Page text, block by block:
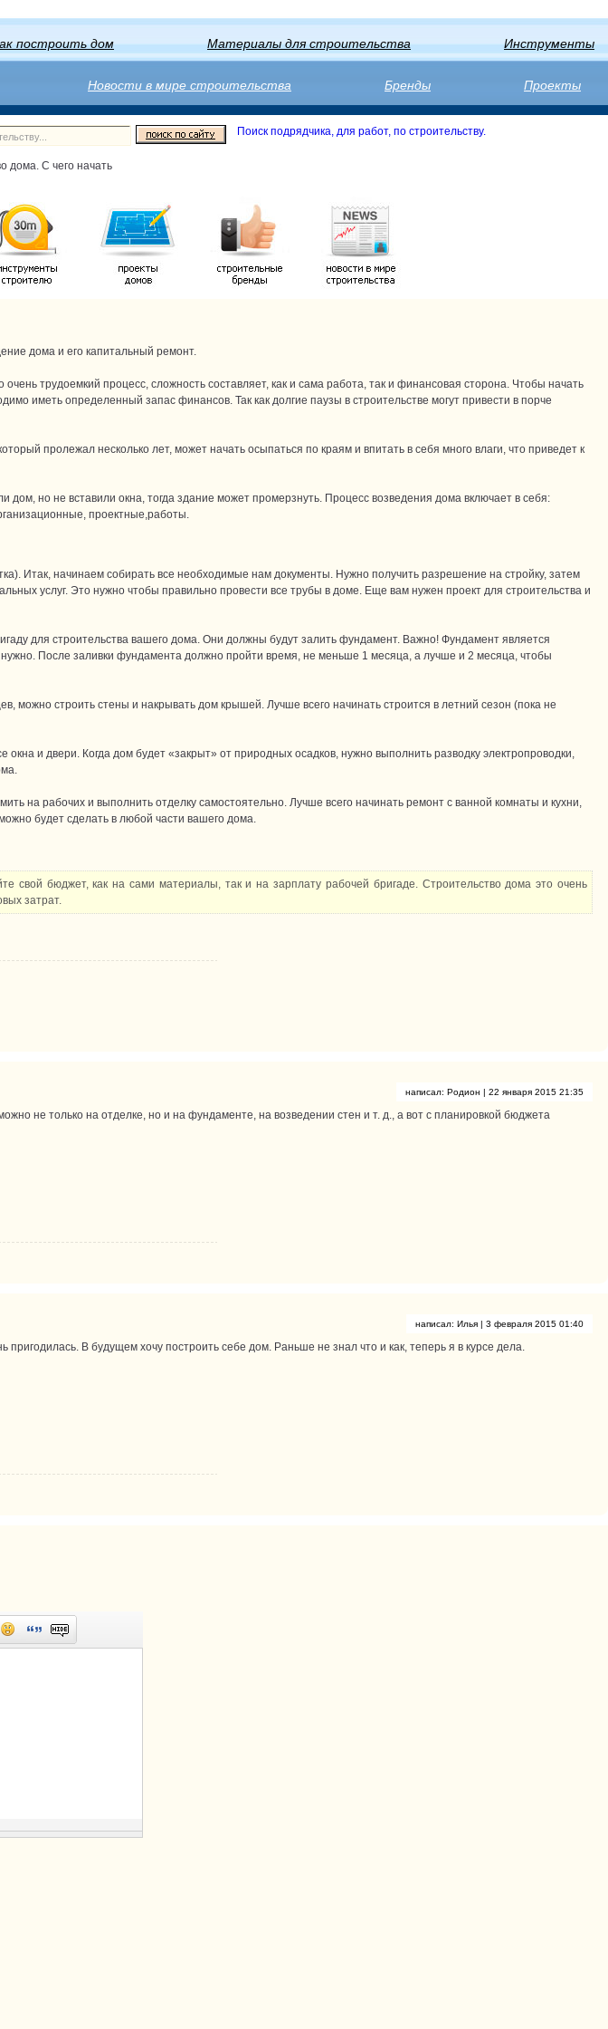
построить дом Материалы для строительства Инструменты
Новости в мире строительства Бренды Проекты
Поиск подрядчика, для работ, по строительству.
дома. С чего начать
дома и его капитальный ремонт.
очень трудоемкий процесс, сложность составляет, как и сама работа, так и финансовая сторона. Чтобы начать
иметь определенный запас финансов. Так как долгие паузы в строительстве могут привести в порче
пролежал несколько лет, может начать осыпаться по краям и впитать в себя много влаги, что приведет к
дом, но не вставили окна, тогда здание может промерзнуть. Процесс возведения дома включает в себя:
проектные,работы.
Итак, начинаем собирать все необходимые нам документы. Нужно получить разрешение на стройку, затем
услуг. Это нужно чтобы правильно провести все трубы в доме. Еще вам нужен проект для строительства и
для строительства вашего дома. Они должны будут залить фундамент. Важно! Фундамент является
После заливки фундамента должно пройти время, не меньше 1 месяца, а лучше и 2 месяца, чтобы
можно строить стены и накрывать дом крышей. Лучше всего начинать строится в летний сезон (пока не
и двери. Когда дом будет «закрыт» от природных осадков, нужно выполнить разводку электропроводки,
на рабочих и выполнить отделку самостоятельно. Лучше всего начинать ремонт с ванной комнаты и кухни,
будет сделать в любой части вашего дома.
свой бюджет, как на сами материалы, так и на зарплату рабочей бригаде. Строительство дома это очень
затрат.
написал: Родион | 22 января 2015 21:35
не только на отделке, но и на фундаменте, на возведении стен и т. д., а вот с планировкой бюджета
написал: Илья | 3 февраля 2015 01:40
пригодилась. В будущем хочу построить себе дом. Раньше не знал что и как, теперь я в курсе дела.